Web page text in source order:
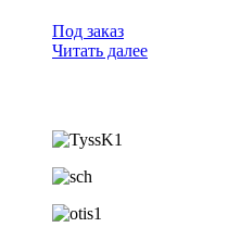
Под заказ
Читать далее